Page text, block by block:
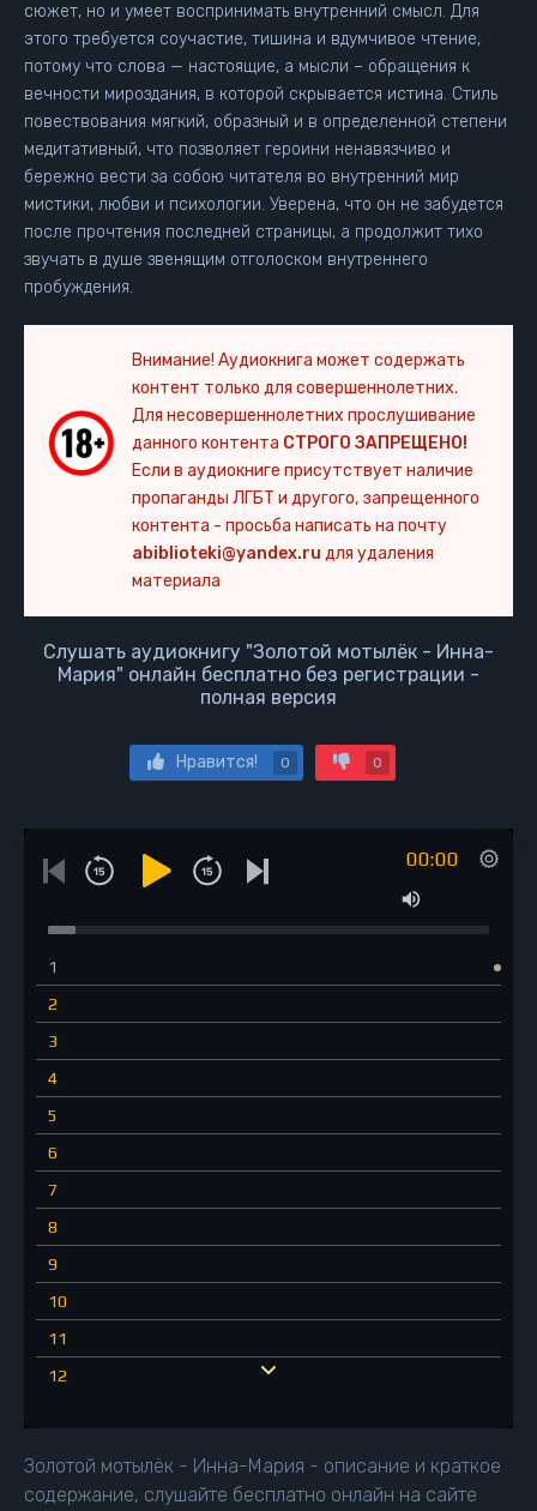
сюжет, но и умеет воспринимать внутренний смысл. Для
этого требуется соучастие, тишина и вдумчивое чтение,
потому что слова — настоящие, а мысли – обращения к
вечности мироздания, в которой скрывается истина. Стиль
повествования мягкий, образный и в определенной степени
медитативный, что позволяет героини ненавязчиво и
бережно вести за собою читателя во внутренний мир
мистики, любви и психологии. Уверена, что он не забудется
после прочтения последней страницы, а продолжит тихо
звучать в душе звенящим отголоском внутреннего
пробуждения.
Внимание! Аудиокнига может содержать
контент только для совершеннолетних.
Для несовершеннолетних прослушивание
данного контента СТРОГО ЗАПРЕЩЕНО!
Если в аудиокниге присутствует наличие
пропаганды ЛГБТ и другого, запрещенного
контента - просьба написать на почту
abiblioteki@yandex.ru для удаления
материала
Слушать аудиокнигу "Золотой мотылёк - Инна-
Мария" онлайн бесплатно без регистрации -
полная версия
Нравится! 0 0
00:00
1
2
3
4
5
6
7
8
9
10
11
12
15
Золотой мотылёк - Инна-Мария - описание и краткое
содержание, слушайте бесплатно онлайн на сайте